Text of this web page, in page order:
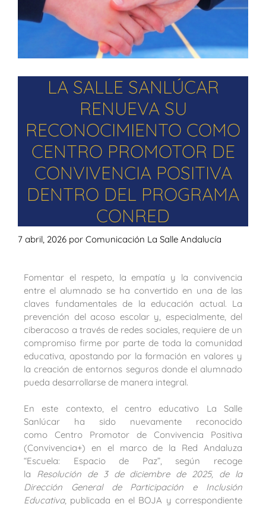
LA SALLE SANLÚCAR
RENUEVA SU
RECONOCIMIENTO COMO
CENTRO PROMOTOR DE
CONVIVENCIA POSITIVA
DENTRO DEL PROGRAMA
CONRED
7 abril, 2026 por Comunicación La Salle Andalucía
Fomentar el respeto, la empatía y la convivencia
entre el alumnado se ha convertido en una de las
claves fundamentales de la educación actual. La
prevención del acoso escolar y, especialmente, del
ciberacoso a través de redes sociales, requiere de un
compromiso firme por parte de toda la comunidad
educativa, apostando por la formación en valores y
la creación de entornos seguros donde el alumnado
pueda desarrollarse de manera integral.
En este contexto, el centro educativo La Salle
Sanlúcar ha sido nuevamente reconocido
como Centro Promotor de Convivencia Positiva
(Convivencia+) en el marco de la Red Andaluza
“Escuela: Espacio de Paz”, según recoge
la Resolución de 3 de diciembre de 2025, de la
Dirección General de Participación e Inclusión
Educativa, publicada en el BOJA y correspondiente